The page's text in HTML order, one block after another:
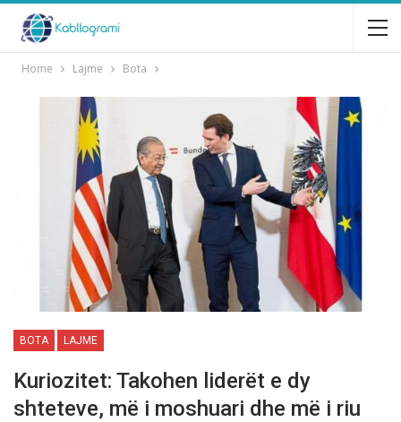
Home Lajme Bota
BOTA LAJME
Kuriozitet: Takohen liderët e dy
shteteve, më i moshuari dhe më i riu